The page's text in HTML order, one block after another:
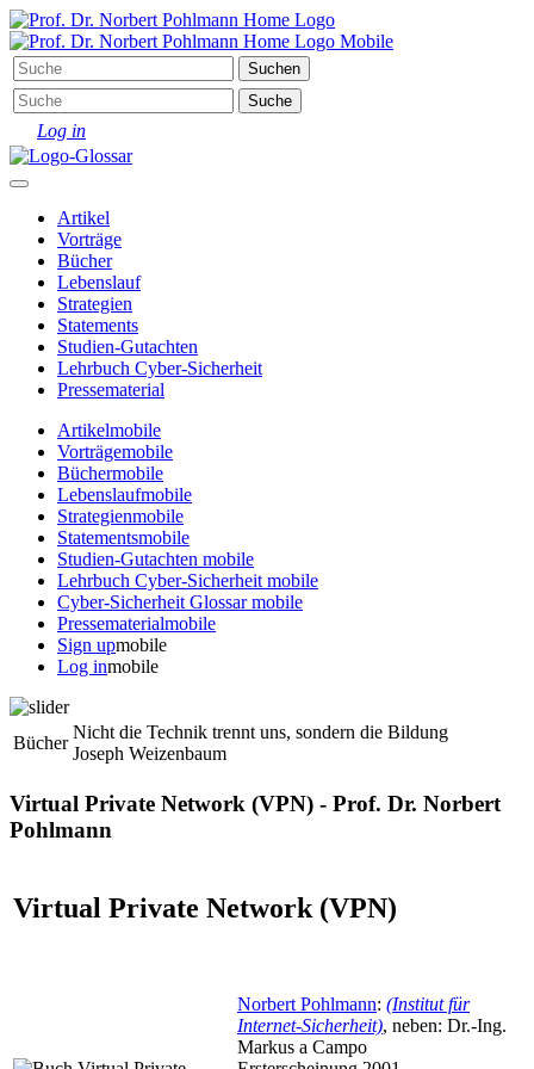
Log in
Artikel
Vorträge
Bücher
Lebenslauf
Strategien
Statements
Studien-Gutachten
Lehrbuch Cyber-Sicherheit
Pressematerial
Artikelmobile
Vorträgemobile
Büchermobile
Lebenslaufmobile
Strategienmobile
Statementsmobile
Studien-Gutachten mobile
Lehrbuch Cyber-Sicherheit mobile
Cyber-Sicherheit Glossarmobile
Pressematerialmobile
Sign upmobile
Log inmobile
Bücher
Nicht die Technik trennt uns, sondern die Bildung
Joseph Weizenbaum
Virtual Private Network (VPN) - Prof. Dr. Norbert
Pohlmann
Virtual Private Network (VPN)
Norbert Pohlmann: (Institut für
Internet-Sicherheit), neben: Dr.-Ing.
Markus a Campo